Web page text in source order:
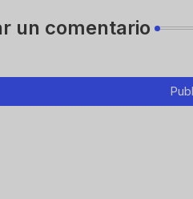
un comentario